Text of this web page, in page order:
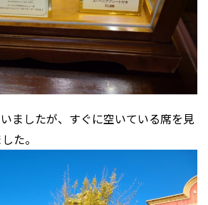
ましたが、すぐに空いている席を見
た。